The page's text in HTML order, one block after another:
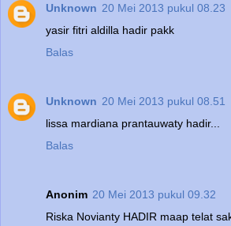
Unknown 20 Mei 2013 pukul 08.23
yasir fitri aldilla hadir pakk
Balas
Unknown 20 Mei 2013 pukul 08.51
lissa mardiana prantauwaty hadir...
Balas
Anonim 20 Mei 2013 pukul 09.32
Riska Novianty HADIR maap telat